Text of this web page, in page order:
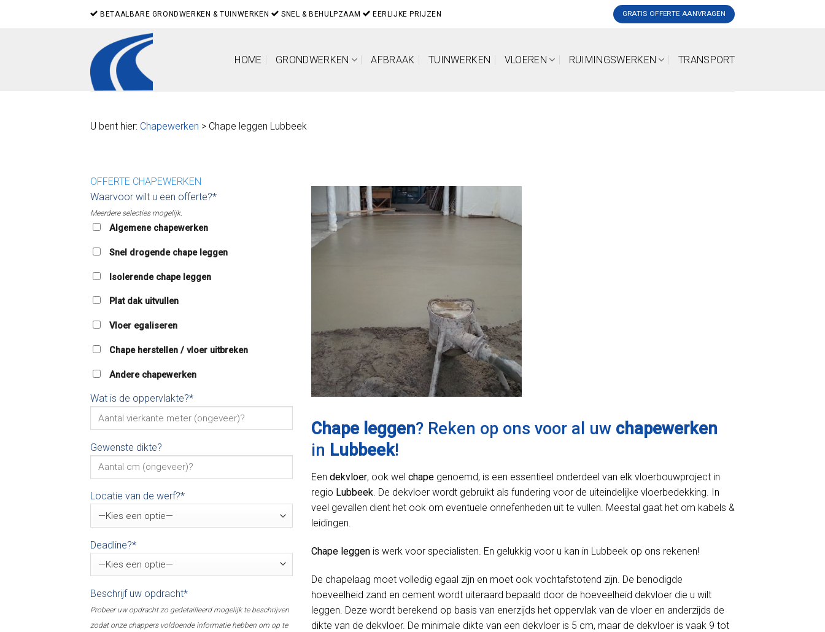
BETAALBARE GRONDWERKEN & TUINWERKEN SNEL & BEHULPZAAM EERLIJKE PRIJZEN GRATIS OFFERTE AANVRAGEN
HOME GRONDWERKEN AFBRAAK TUINWERKEN VLOEREN RUIMINGSWERKEN TRANSPORT
U bent hier: Chapewerken > Chape leggen Lubbeek
OFFERTE CHAPEWERKEN
Waarvoor wilt u een offerte?*
Meerdere selecties mogelijk.
Algemene chapewerken
Snel drogende chape leggen
Isolerende chape leggen
Plat dak uitvullen
Vloer egaliseren
Chape herstellen / vloer uitbreken
Andere chapewerken
Wat is de oppervlakte?*
Gewenste dikte?
Locatie van de werf?*
Deadline?*
Beschrijf uw opdracht*
Probeer uw opdracht zo gedetailleerd mogelijk te beschrijven
zodat onze chappers voldoende informatie hebben om op te
Chape leggen? Reken op ons voor al uw chapewerken
in Lubbeek!
Een dekvloer, ook wel chape genoemd, is een essentieel onderdeel van elk vloerbouwproject in
regio Lubbeek. De dekvloer wordt gebruikt als fundering voor de uiteindelijke vloerbedekking. In
veel gevallen dient het ook om eventuele onnefenheden uit te vullen. Meestal gaat het om kabels &
leidingen.
Chape leggen is werk voor specialisten. En gelukkig voor u kan in Lubbeek op ons rekenen!
De chapelaag moet volledig egaal zijn en moet ook vochtafstotend zijn. De benodigde
hoeveelheid zand en cement wordt uiteraard bepaald door de hoeveelheid dekvloer die u wilt
leggen. Deze wordt berekend op basis van enerzijds het oppervlak van de vloer en anderzijds de
dikte van de dekvloer. De minimale dikte van een dekvloer is 5 cm, maar de dekvloer is vaak 9 tot